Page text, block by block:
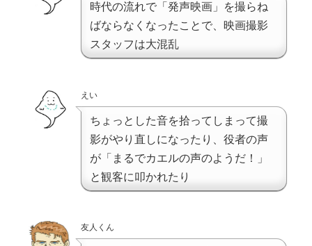
時代の流れで「発声映画」を撮らね
ばならなくなったことで、映画撮影
スタッフは大混乱
えい
ちょっとした音を拾ってしまって撮
影がやり直しになったり、役者の声
が「まるでカエルの声のようだ！」
と観客に叩かれたり
友人くん